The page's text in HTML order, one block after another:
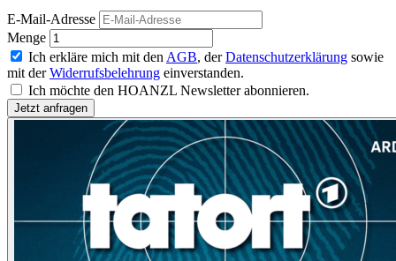
E-Mail-Adresse
Menge
Ich erkläre mich mit den AGB, derDatenschutzerklärung sowie
mit derWiderrufsbelehrung einverstanden.
Ich möchte den HOANZL Newsletter abonnieren.